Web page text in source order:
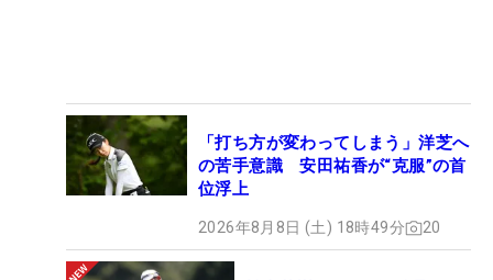
ギュラーツアーでは千怜が22年「NEC軽井沢72ゴル
フ」、明愛が23年「KKT杯バンテリンレディス」で
ツアー初優勝。24年末に米最終予選会（Qシリー
戦場に戦う。明愛は米1勝、日本6勝。千怜は米1
勝、日本8勝。
「打ち方が変わってしまう」洋芝へ
の苦手意識 安田祐香が“克服”の首
位浮上
2026年8月8日 (土) 18時49分 20